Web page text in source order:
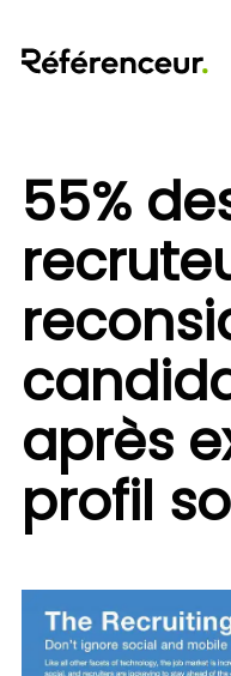
55%
après
profil